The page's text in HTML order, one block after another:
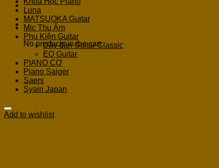
Cart
No products in the cart.
Luna
MATSUOKA Guitar
Mic Thu Âm
Phụ Kiện Guitar
Dây đàn Guitar Classic
EQ Guitar
PIANO CƠ
Piano Saiger
Saers
Syairi Japan
Add to wishlist